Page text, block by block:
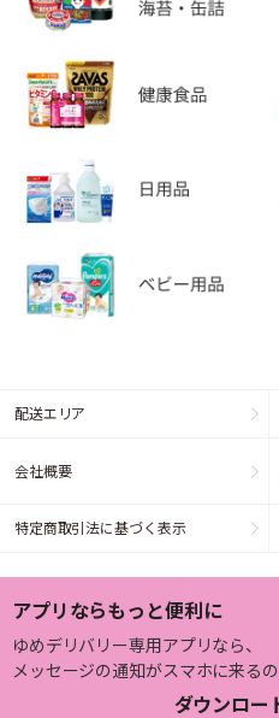
配送エリア
会社概要
特定商取引法に基づく表示
アプリならもっと便利に
ゆめデリバリー専用アプリなら、
メッセージの通知がスマホに来るの
ダウンロー